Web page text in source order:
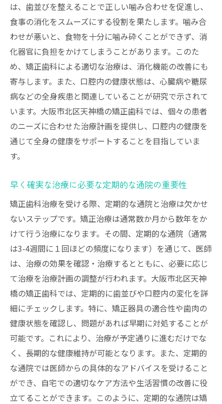
は、歯並びを整えることで正しい噛み合わせを促進し、
食事の消化をスムーズにする役割を果たします。噛み合
わせが悪いと、食物を十分に噛み砕くことができず、消
化器官に負担をかけてしまうことがあります。このた
め、矯正歯科による適切な治療は、消化機能の改善にも
寄与します。また、口腔内の健康状態は、心臓病や糖尿
病などの全身疾患と関連していることが研究で示されて
います。大阪市北区天神橋の矯正歯科では、個々の患者
のニーズに合わせた治療計画を提供し、口腔内の健康を
通じて全身の健康をサポートすることを目指していま
す。
早く確実な治療に必要な定期的な通院の重要性
矯正歯科治療を受ける際、定期的な通院と治療は欠かせ
ないステップです。矯正治療は通常数か月から数年をか
けて行う治療になります。その間、定期的な通院（通常
は3-4週間に１回ほどの頻度になります）を通じて、医師
は、治療の効果を確認・治療するとともに、必要に応じ
て治療を治療計画の調整が行われます。大阪市北区天神
橋の矯正歯科では、定期的に歯並びや口腔内の変化を詳
細にチェックします。特に、矯正器具の適合性や歯肉の
健康状態を確認し、問題があれば早期に対処することが
可能です。これにより、治療が予定通りに進むだけでな
く、長期的な健康維持が可能となります。また、定期的
な通院では医師からの具体的なアドバイスを受けること
ができ、自宅での適切なケア方法や生活習慣の改善に役
立てることができます。このように、定期的な通院は矯